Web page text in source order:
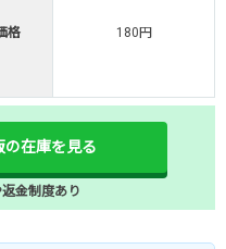
格 180円
の在庫を見る
金制度あり